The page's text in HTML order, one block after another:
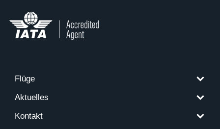
Flüge
Aktuelles
Kontakt